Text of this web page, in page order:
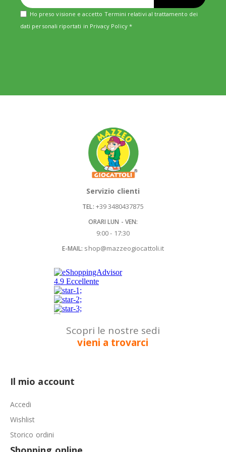
Ho preso visione e accetto Termini relativi al trattamento dei
dati personali riportati in Privacy Policy*
Servizio clienti
TEL: +39 3480437875
ORARI LUN - VEN:
9:00 - 17:30
E-MAIL: shop@mazzeogiocattoli.it
Scopri le nostre sedi
vieni a trovarci
Il mio account
Accedi
Wishlist
Storico ordini